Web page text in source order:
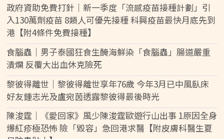
政府資助免費打針｜新一季度「流感疫苗接種計劃」引
入130萬劑疫苗 8類人可優先接種 科興疫苗最快月底先到
港【附4條件免費接種】
食腦蟲｜男子泰國狂食生醃海鮮染「食腦蟲」腸道嚴重
潰爛 反覆大出血休克險死
黎彼得離世｜黎彼得離世享年76歲 今年3月已中風臥床
好友鍾志光及盧宛茵透露黎彼得最後時光
陳浚霆｜《愛回家》風少陳浚霆歐遊行山出事 1原因全身
爆紅疹極恐怖 險「毀容」急回港求醫【附皮膚科醫生夏